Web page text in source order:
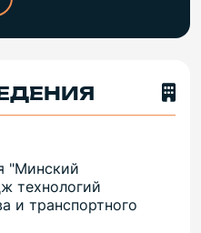
"Минский
технологий
и транспортного